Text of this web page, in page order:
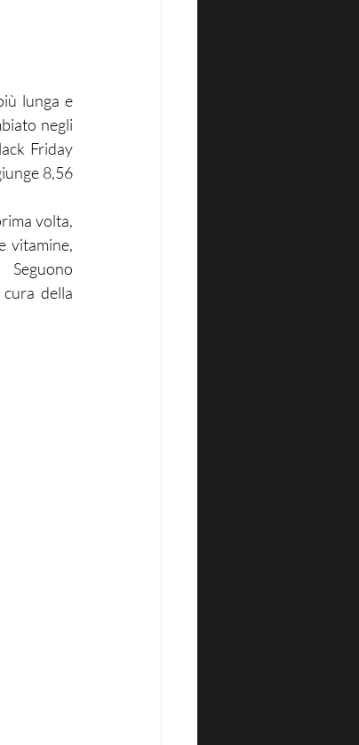
lunga e
negli
Friday
8,56
volta,
vitamine,
della